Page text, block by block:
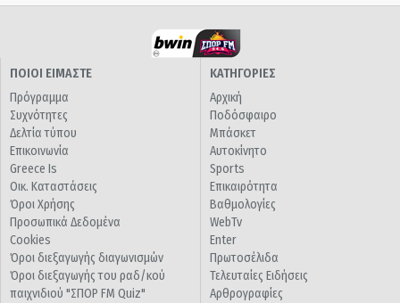
ΠΟΙΟΙ ΕΙΜΑΣΤΕ
Πρόγραμμα
Συχνότητες
Δελτία τύπου
Επικοινωνία
Greece Is
Οικ. Καταστάσεις
Όροι Χρήσης
Προσωπικά Δεδομένα
Cookies
Όροι διεξαγωγής διαγωνισμών
Όροι διεξαγωγής του ραδ/κού
παιχνιδιού "ΣΠΟΡ FM Quiz"
ΚΑΤΗΓΟΡΙΕΣ
Αρχική
Ποδόσφαιρο
Μπάσκετ
Αυτοκίνητο
Sports
Επικαιρότητα
Βαθμολογίες
WebTv
Enter
Πρωτοσέλιδα
Τελευταίες Ειδήσεις
Αρθρογραφίες